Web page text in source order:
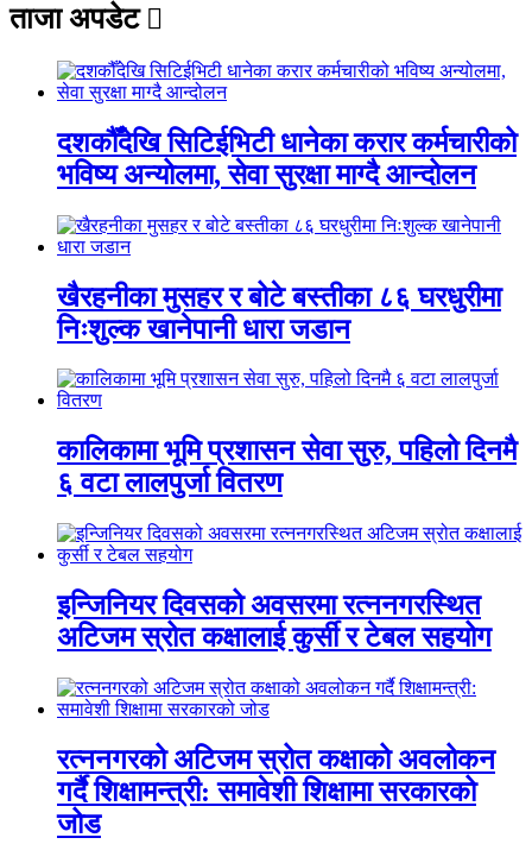
ताजा अपडेट
दशकौँदेखि सिटिईभिटी धानेका करार कर्मचारीको
भविष्य अन्योलमा, सेवा सुरक्षा माग्दै आन्दोलन
खैरहनीका मुसहर र बोटे बस्तीका ८६ घरधुरीमा
निःशुल्क खानेपानी धारा जडान
कालिकामा भूमि प्रशासन सेवा सुरु, पहिलो दिनमै
६ वटा लालपुर्जा वितरण
इन्जिनियर दिवसको अवसरमा रत्ननगरस्थित
अटिजम स्रोत कक्षालाई कुर्सी र टेबल सहयोग
रत्ननगरको अटिजम स्रोत कक्षाको अवलोकन
गर्दै शिक्षामन्त्री: समावेशी शिक्षामा सरकारको
जोड